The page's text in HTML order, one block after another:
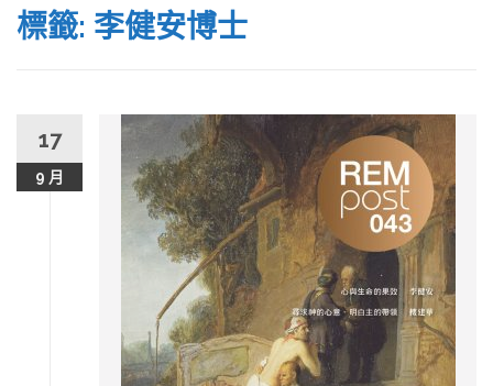
標籤: 李健安博士
17
9 月